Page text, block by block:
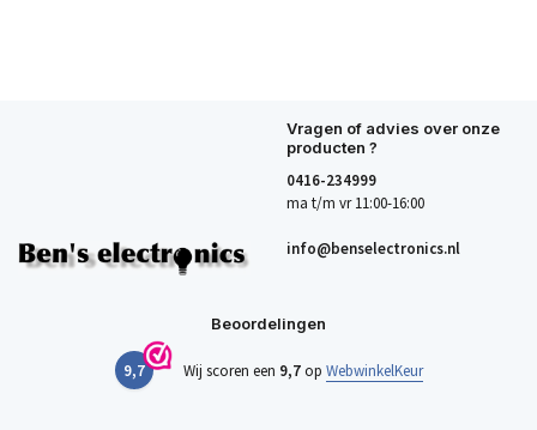
Vragen of advies over onze
producten ?
0416-234999
ma t/m vr 11:00-16:00
info@benselectronics.nl
Beoordelingen
9,7 Wij scoren een 9,7op WebwinkelKeur